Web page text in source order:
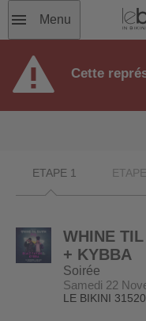
Menu
Cette
ETAPE 1
WHINE
+ KYBBA
Soirée
Samedi 22
LE BIKINI